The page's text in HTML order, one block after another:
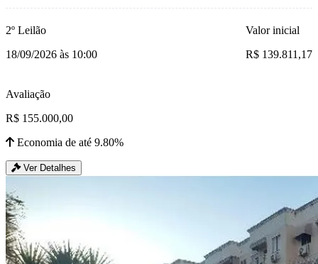
2º Leilão
18/09/2026 às 10:00
Valor inicial
R$ 139.811,17
Avaliação
R$ 155.000,00
Economia de até 9.80%
Ver Detalhes